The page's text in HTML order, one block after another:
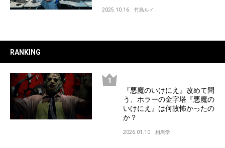
2025.10.16 竹島ルイ
RANKING
『悪魔のいけにえ』改めて問
う、ホラーの金字塔『悪魔の
いけにえ』は何故怖かったの
か？
2026.01.10 相馬学